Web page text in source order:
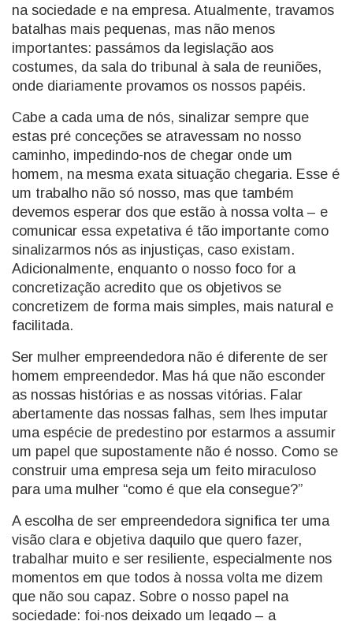
na sociedade e na empresa. Atualmente, travamos
batalhas mais pequenas, mas não menos
importantes: passámos da legislação aos
costumes, da sala do tribunal à sala de reuniões,
onde diariamente provamos os nossos papéis.
Cabe a cada uma de nós, sinalizar sempre que
estas pré conceções se atravessam no nosso
caminho, impedindo-nos de chegar onde um
homem, na mesma exata situação chegaria. Esse é
um trabalho não só nosso, mas que também
devemos esperar dos que estão à nossa volta – e
comunicar essa expetativa é tão importante como
sinalizarmos nós as injustiças, caso existam.
Adicionalmente, enquanto o nosso foco for a
concretização acredito que os objetivos se
concretizem de forma mais simples, mais natural e
facilitada.
Ser mulher empreendedora não é diferente de ser
homem empreendedor. Mas há que não esconder
as nossas histórias e as nossas vitórias. Falar
abertamente das nossas falhas, sem lhes imputar
uma espécie de predestino por estarmos a assumir
um papel que supostamente não é nosso. Como se
construir uma empresa seja um feito miraculoso
para uma mulher “como é que ela consegue?”
A escolha de ser empreendedora significa ter uma
visão clara e objetiva daquilo que quero fazer,
trabalhar muito e ser resiliente, especialmente nos
momentos em que todos à nossa volta me dizem
que não sou capaz. Sobre o nosso papel na
sociedade: foi-nos deixado um legado – a